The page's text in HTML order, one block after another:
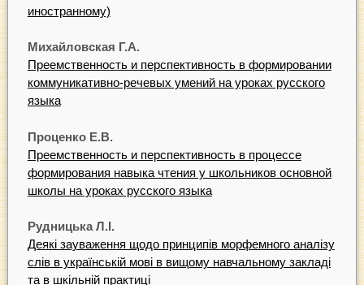
иностранному)
Михайловская Г.А.
Преемственность и перспективность в формировании
коммуникативно-речевых умений на уроках русского
языка
Проценко Е.В.
Преемственность и перспективность в процессе
формирования навыка чтения у школьников основной
школы на уроках русского языка
Рудницька Л.I.
Деякі зауваження щодо принципів морфемного аналізу
слів в українській мoвi в вищому навчальному закладі
та в шкільній практиці